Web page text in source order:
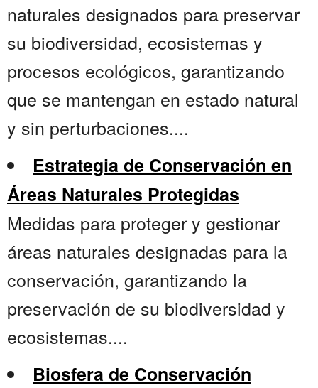
naturales designados para preservar
su biodiversidad, ecosistemas y
procesos ecológicos, garantizando
que se mantengan en estado natural
y sin perturbaciones....
Estrategia de Conservación en
Áreas Naturales Protegidas
Medidas para proteger y gestionar
áreas naturales designadas para la
conservación, garantizando la
preservación de su biodiversidad y
ecosistemas....
Biosfera de Conservación